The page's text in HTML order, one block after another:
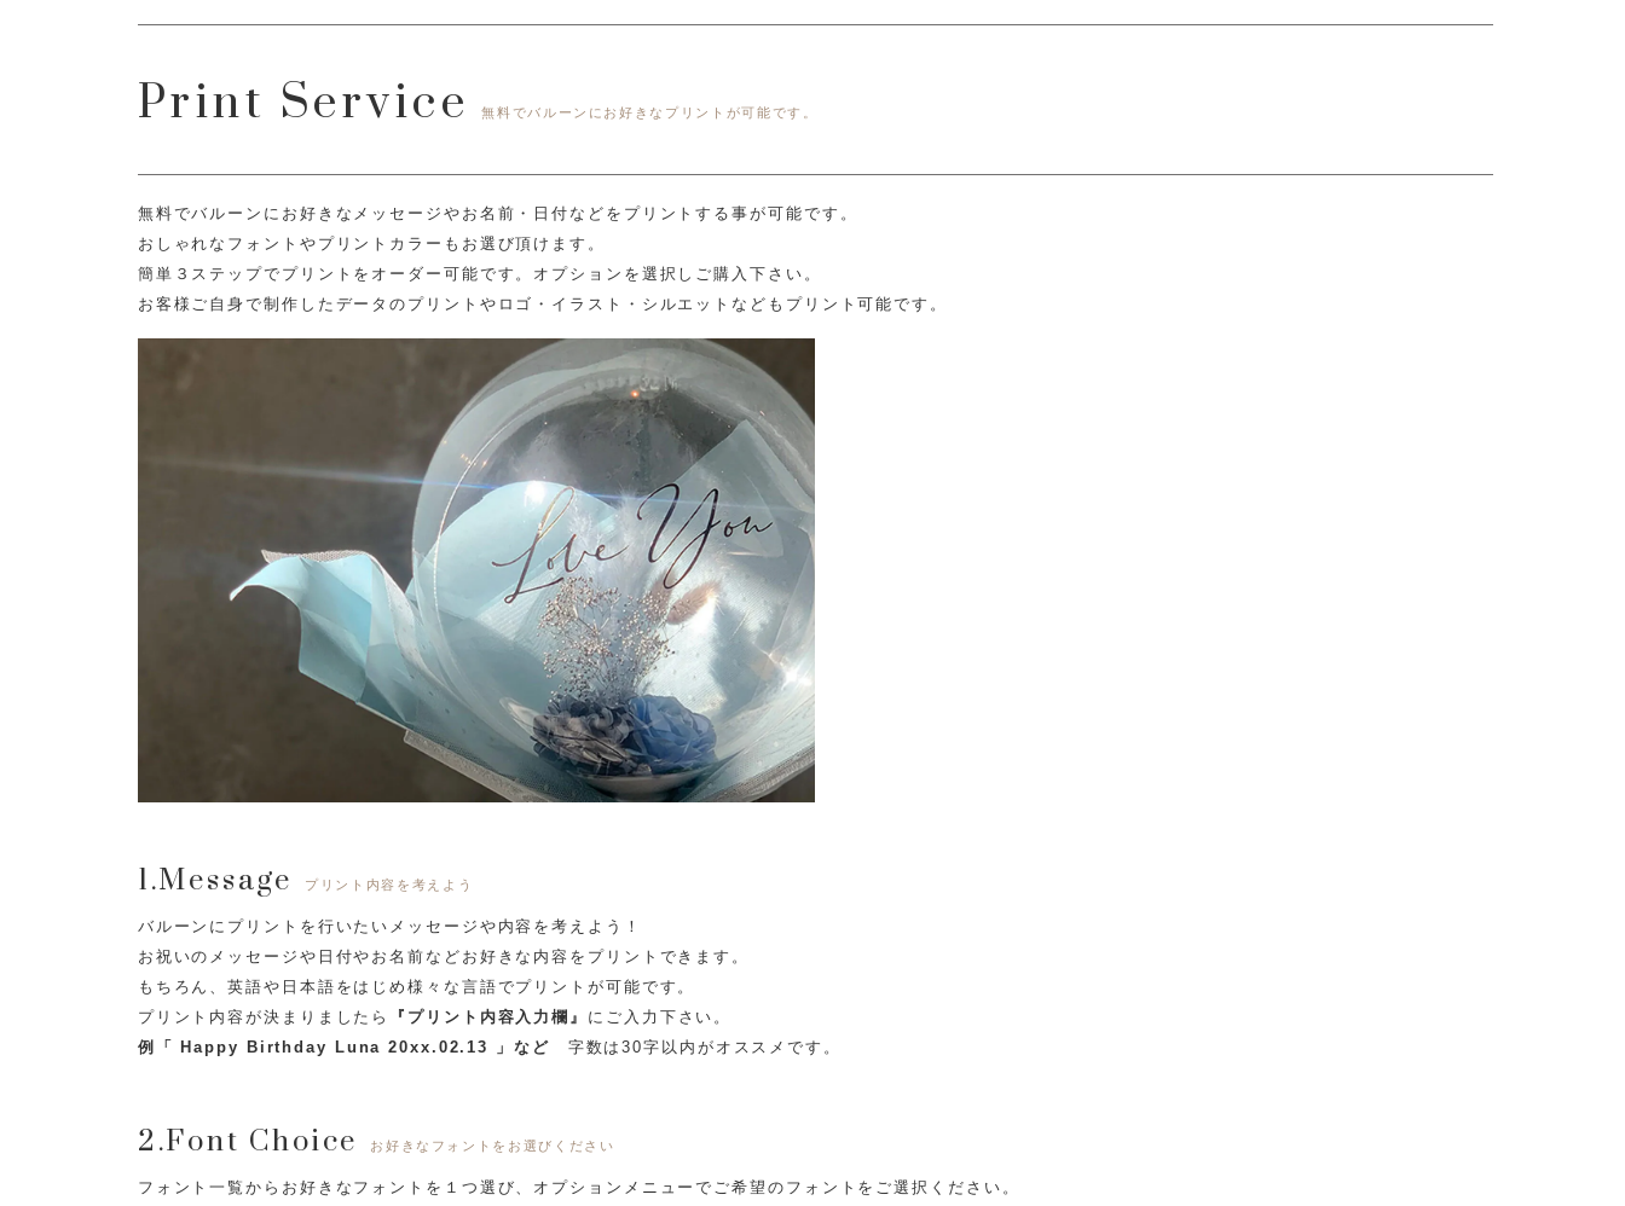
Print Service 無料でバルーンにお好きなプリントが可能です。
無料でバルーンにお好きなメッセージやお名前・日付などをプリントする事が可能です。
おしゃれなフォントやプリントカラーもお選び頂けます。
簡単３ステップでプリントをオーダー可能です。オプションを選択しご購入下さい。
お客様ご自身で制作したデータのプリントやロゴ・イラスト・シルエットなどもプリント可能です。
1.Message プリント内容を考えよう
バルーンにプリントを行いたいメッセージや内容を考えよう！
お祝いのメッセージや日付やお名前などお好きな内容をプリントできます。
もちろん、英語や日本語をはじめ様々な言語でプリントが可能です。
プリント内容が決まりましたら
『プリント内容入力欄』 にご入力下さい。
例「 Happy Birthday Luna 20xx.02.13 」など 字数は30字以内がオススメです。
2.Font Choice お好きなフォントをお選びください
フォント一覧からお好きなフォントを１つ選び、オプションメニューでご希望のフォントをご選択ください。